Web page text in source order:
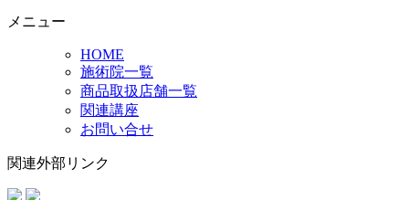
メニュー
HOME
施術院一覧
商品取扱店舗一覧
関連講座
お問い合せ
関連外部リンク